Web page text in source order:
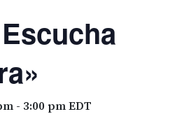
- 3:00 pmEDT